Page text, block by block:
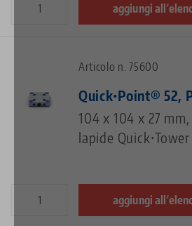
aggiungi
Articolo n. 75600
Quick•Point® 52,
104 x 104 x 27
lapide Quick•Tower
aggiungi